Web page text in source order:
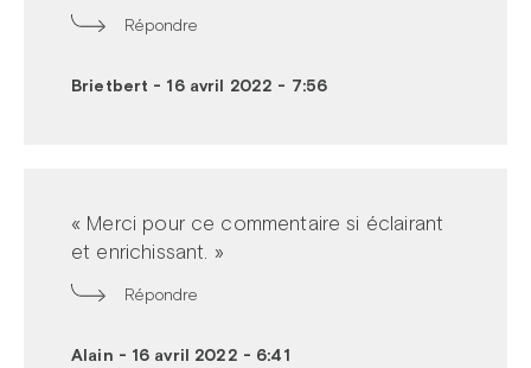
Répondre
Brietbert - 16 avril 2022 - 7:56
« Merci pour ce commentaire si éclairant
et enrichissant. »
Répondre
Alain - 16 avril 2022 - 6:41